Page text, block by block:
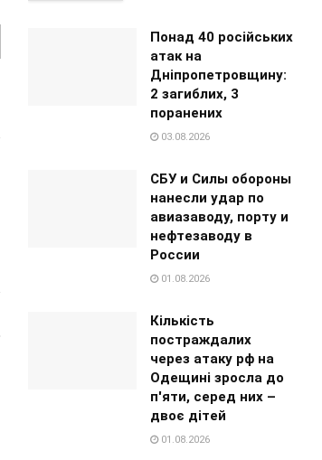
Понад 40 російських
атак на
Дніпропетровщину:
2 загиблих, 3
поранених
03.08.2026
СБУ и Силы обороны
нанесли удар по
авиазаводу, порту и
нефтезаводу в
России
01.08.2026
Кількість
постраждалих
через атаку рф на
Одещині зросла до
п'яти, серед них –
двоє дітей
01.08.2026